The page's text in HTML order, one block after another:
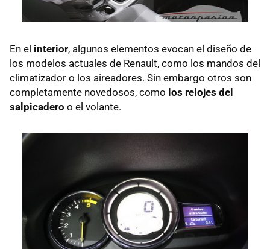
En el interior, algunos elementos evocan el diseño de
los modelos actuales de Renault, como los mandos del
climatizador o los aireadores. Sin embargo otros son
completamente novedosos, como los relojes del
salpicadero o el volante.